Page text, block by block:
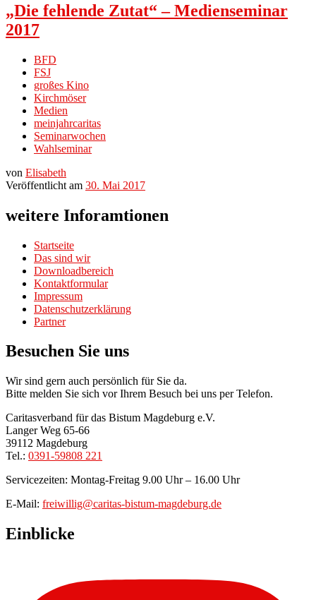
„Die fehlende Zutat“ – Medienseminar
2017
BFD
FSJ
großes Kino
Kirchmöser
Medien
meinjahrcaritas
Seminarwochen
Wahlseminar
von Elisabeth
Veröffentlicht am 30. Mai 2017
weitere Inforamtionen
Startseite
Das sind wir
Downloadbereich
Kontaktformular
Impressum
Datenschutzerklärung
Partner
Besuchen Sie uns
Wir sind gern auch persönlich für Sie da.
Bitte melden Sie sich vor Ihrem Besuch bei uns per Telefon.
Caritasverband für das Bistum Magdeburg e.V.
Langer Weg 65-66
39112 Magdeburg
Tel.: 0391-59808 221
Servicezeiten: Montag-Freitag 9.00 Uhr – 16.00 Uhr
E-Mail: freiwillig@caritas-bistum-magdeburg.de
Einblicke